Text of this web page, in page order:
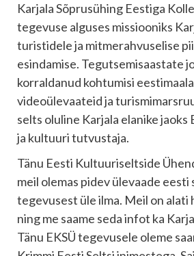
Karjala Sõprusühing Eestiga
tegevuse alguses missiooniks
turistidele ja mitmerahvuselise
esindamise. Tegutsemisaastate
korraldanud kohtumisi
videoülevaateid ja
selts oluline Karjala elanike jaoks
ja kultuuri tutvustaja.
Tänu Eesti Kultuuriseltside
meil olemas pidev ülevaade eesti
tegevusest üle ilma. Meil on
ning me saame seda infot ka
Tänu EKSÜ tegevusele oleme